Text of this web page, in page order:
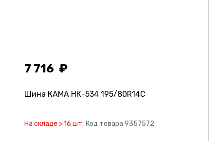
7 716
Шина КАМА НК-534 195/80R14C
На складе > 16 шт. Код товара 9357572